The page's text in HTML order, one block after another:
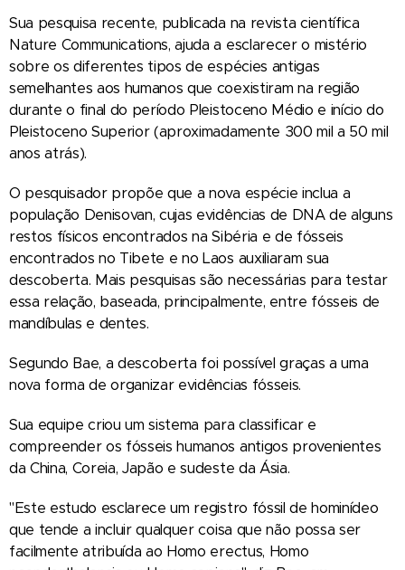
Sua pesquisa recente, publicada na revista científica
Nature Communications, ajuda a esclarecer o mistério
sobre os diferentes tipos de espécies antigas
semelhantes aos humanos que coexistiram na região
durante o final do período Pleistoceno Médio e início do
Pleistoceno Superior (aproximadamente 300 mil a 50 mil
anos atrás).
O pesquisador propõe que a nova espécie inclua a
população Denisovan, cujas evidências de DNA de alguns
restos físicos encontrados na Sibéria e de fósseis
encontrados no Tibete e no Laos auxiliaram sua
descoberta. Mais pesquisas são necessárias para testar
essa relação, baseada, principalmente, entre fósseis de
mandíbulas e dentes.
Segundo Bae, a descoberta foi possível graças a uma
nova forma de organizar evidências fósseis.
Sua equipe criou um sistema para classificar e
compreender os fósseis humanos antigos provenientes
da China, Coreia, Japão e sudeste da Ásia.
"Este estudo esclarece um registro fóssil de hominídeo
que tende a incluir qualquer coisa que não possa ser
facilmente atribuída ao Homo erectus, Homo